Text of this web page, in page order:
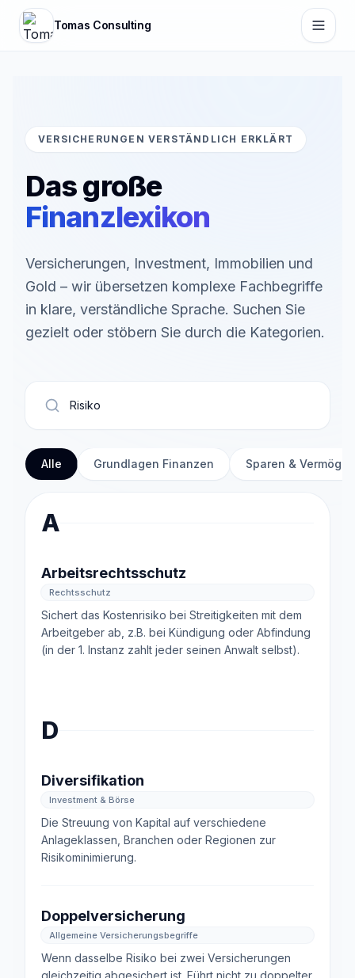
Zum Hauptinhalt springen
Tomas Consulting
VERSICHERUNGEN VERSTÄNDLICH ERKLÄRT
Das große
Finanzlexikon
Versicherungen, Investment, Immobilien und
Gold – wir übersetzen komplexe Fachbegriffe
in klare, verständliche Sprache. Suchen Sie
gezielt oder stöbern Sie durch die Kategorien.
Alle Grundlagen Finanzen Sparen &
A
Arbeitsrechtsschutz
Rechtsschutz
Sichert das Kostenrisiko bei Streitigkeiten mit dem
Arbeitgeber ab, z.B. bei Kündigung oder Abfindung
(in der 1. Instanz zahlt jeder seinen Anwalt selbst).
D
Diversifikation
Investment & Börse
Die Streuung von Kapital auf verschiedene
Anlageklassen, Branchen oder Regionen zur
Risikominimierung.
Doppelversicherung
Allgemeine Versicherungsbegriffe
Wenn dasselbe Risiko bei zwei Versicherungen
gleichzeitig abgesichert ist. Führt nicht zu doppelter